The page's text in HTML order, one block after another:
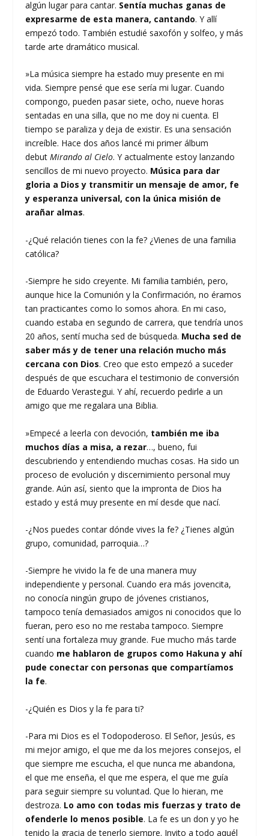
algún lugar para cantar. Sentía muchas ganas de
expresarme de esta manera, cantando. Y allí
empezó todo. También estudié saxofón y solfeo, y más
tarde arte dramático musical.
»La música siempre ha estado muy presente en mi
vida. Siempre pensé que ese sería mi lugar. Cuando
compongo, pueden pasar siete, ocho, nueve horas
sentadas en una silla, que no me doy ni cuenta. El
tiempo se paraliza y deja de existir. Es una sensación
increíble. Hace dos años lancé mi primer álbum
debutMirando al Cielo. Y actualmente estoy lanzando
sencillos de mi nuevo proyecto. Música para dar
gloria a Dios y transmitir un mensaje de amor, fe
y esperanza universal, con la única misión de
arañar almas.
-¿Qué relación tienes con la fe? ¿Vienes de una familia
católica?
-Siempre he sido creyente. Mi familia también, pero,
aunque hice la Comunión y la Confirmación, no éramos
tan practicantes como lo somos ahora. En mi caso,
cuando estaba en segundo de carrera, que tendría unos
20 años, sentí mucha sed de búsqueda. Mucha sed de
saber más y de tener una relación mucho más
cercana con Dios. Creo que esto empezó a suceder
después de que escuchara el testimonio de conversión
de Eduardo Verastegui. Y ahí, recuerdo pedirle a un
amigo que me regalara una Biblia.
»Empecé a leerla con devoción, también me iba
muchos días a misa, a rezar…, bueno, fui
descubriendo y entendiendo muchas cosas. Ha sido un
proceso de evolución y discernimiento personal muy
grande. Aún así, siento que la impronta de Dios ha
estado y está muy presente en mí desde que nací.
-¿Nos puedes contar dónde vives la fe? ¿Tienes algún
grupo, comunidad, parroquia…?
-Siempre he vivido la fe de una manera muy
independiente y personal. Cuando era más jovencita,
no conocía ningún grupo de jóvenes cristianos,
tampoco tenía demasiados amigos ni conocidos que lo
fueran, pero eso no me restaba tampoco. Siempre
sentí una fortaleza muy grande. Fue mucho más tarde
cuando me hablaron de grupos como Hakuna y ahí
pude conectar con personas que compartíamos
la fe.
-¿Quién es Dios y la fe para ti?
-Para mi Dios es el Todopoderoso. El Señor, Jesús, es
mi mejor amigo, el que me da los mejores consejos, el
que siempre me escucha, el que nunca me abandona,
el que me enseña, el que me espera, el que me guía
para seguir siempre su voluntad. Que lo hieran, me
destroza. Lo amo con todas mis fuerzas y trato de
ofenderle lo menos posible. La fe es un don y yo he
tenido la gracia de tenerlo siempre. Invito a todo aquél